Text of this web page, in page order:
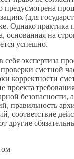
предусмотрена
(для
Однако практика
основанная на
успешно.
себя экспертиза
сметной
корректности
проекта
безопасности,
правильность
соответствие
другие